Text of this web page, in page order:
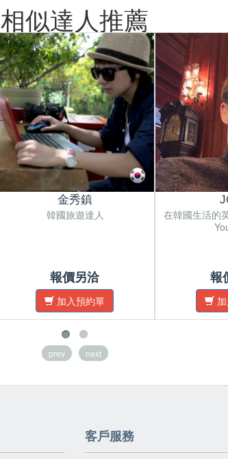
相似達人推薦
金秀鎮
韓國旅遊達人
報價另洽
加入預約單
在韓國生活的
報
prev next
客戶服務